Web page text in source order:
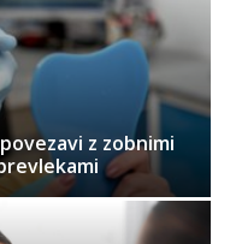
z zobnimi